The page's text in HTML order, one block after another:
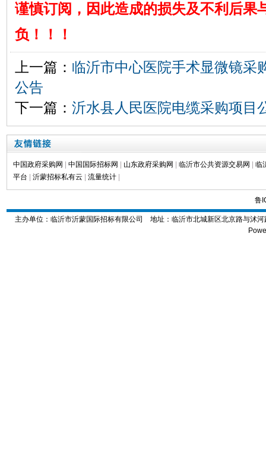
谨慎订阅，因此造成的损失及不利后果
负！！！
上一篇： 临沂市中心医院手术显微镜采
公告
下一篇： 沂水县人民医院电缆采购项目
中国政府采购网 中国国际招标网 山东政府采购网 临沂市公共资源交易网
临
平台
沂蒙招标私有云 流量统计
鲁
主办单位：临沂市沂蒙国际招标有限公司 地址： 临沂市北城新区北京路与沭河